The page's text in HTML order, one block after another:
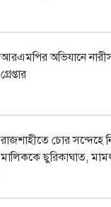
আরএমপির অভিযানে
গ্রেপ্তার
রাজশাহীতে চোর সন্দেহে
মালিককে ছুরিকাঘাত,